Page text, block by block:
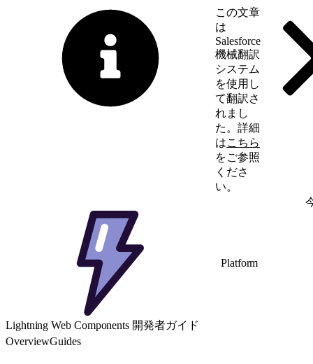
この文章
は
Salesforce
機械翻訳
システム
を使用し
て翻訳さ
れまし
た。詳細
はこちら
をご参照
くださ
い。
Platform
Lightning Web Components 開発者ガイド
OverviewGuides